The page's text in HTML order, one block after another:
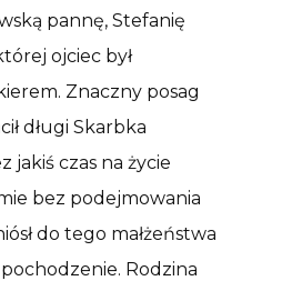
pannę, Stefanię
ojciec był
Znaczny posag
długi Skarbka
jakiś czas na życie
bez podejmowania
do tego małżeństwa
Rodzina